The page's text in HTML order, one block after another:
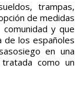
trampas,
de medidas
y que
de los españoles
en una
como un